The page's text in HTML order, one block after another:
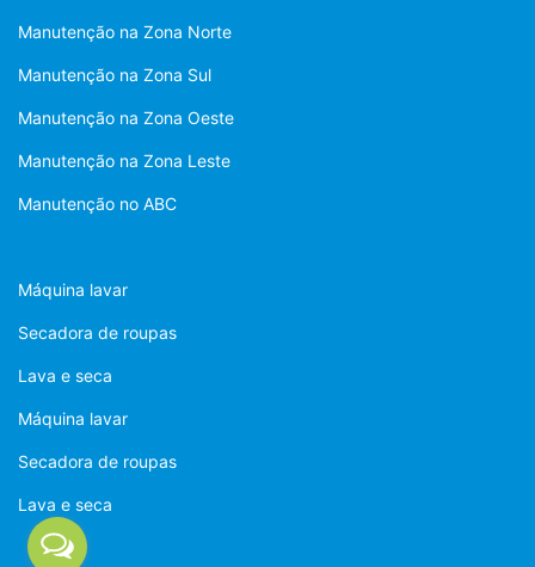
Manutenção na Zona Norte
Manutenção na Zona Sul
Manutenção na Zona Oeste
Manutenção na Zona Leste
Manutenção no ABC
Máquina lavar
Secadora de roupas
Lava e seca
Máquina lavar
Secadora de roupas
Lava e seca